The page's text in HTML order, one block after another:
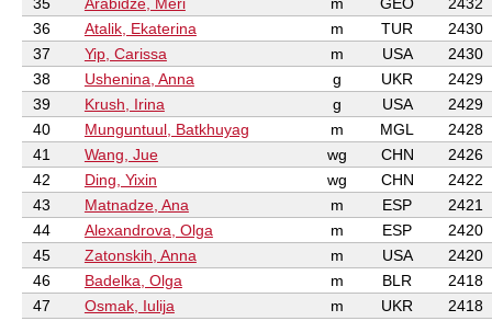
36
Atalik, Ekaterina m TUR
2430
37
Yip, Carissa m USA
2430
38
Ushenina, Anna g UKR
2429
39
Krush, Irina g USA
2429
40
Munguntuul, Batkhuyag m MGL
2428
41
Wang, Jue wg CHN
2426
42
Ding, Yixin wg CHN
2422
43
Matnadze, Ana m ESP
2421
44
Alexandrova, Olga m ESP
2420
45
Zatonskih, Anna m USA
2420
46
Badelka, Olga m BLR
2418
47
Osmak, Iulija m UKR
2418